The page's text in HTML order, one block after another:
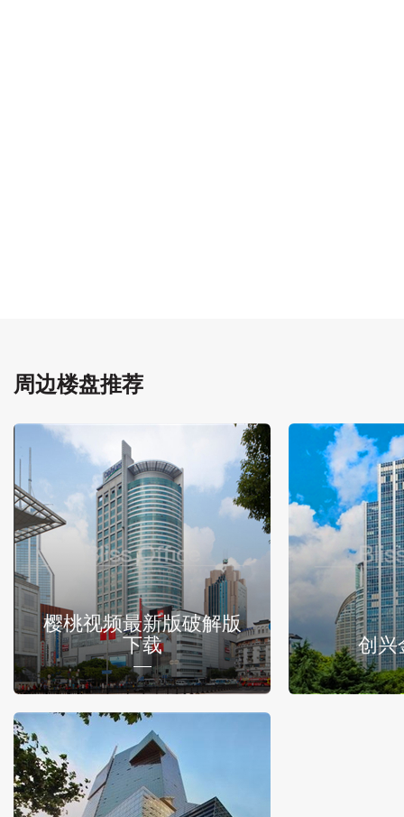
周边楼盘推荐
樱桃视频最新版破解版
下载
创兴